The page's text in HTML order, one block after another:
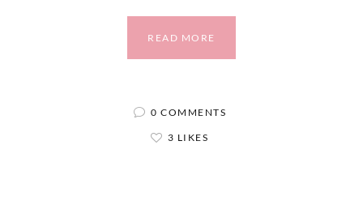
READ MORE
0 COMMENTS
3 LIKES